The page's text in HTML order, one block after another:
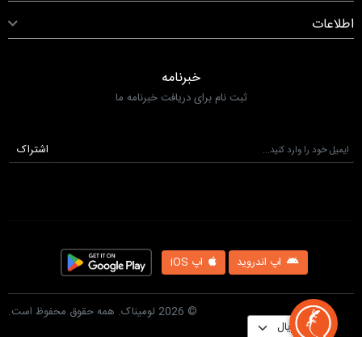
اطلاعات
خبرنامه
ثبت نام برای دریافت خبرنامه ما
اشتراک
اپ اندروید اپ iOS
© 2026 لومیناک. همه حقوق محفوظ است.